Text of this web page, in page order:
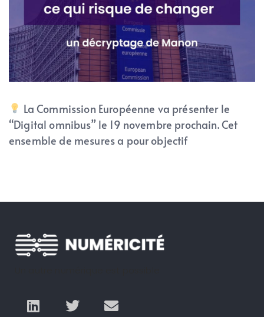
La Commission Européenne va présenter le
“Digital omnibus” le 19 novembre prochain. Cet
ensemble de mesures a pour objectif